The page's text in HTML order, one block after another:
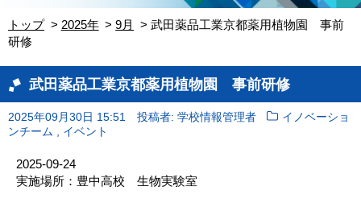
トップ 2025年 9月
武田薬品工業京都薬用植物園 事前
研修
武田薬品工業京都薬用植物園 事前研修
2025年09月30日 15:51 投稿者: 学校情報管理者
イノベーショ
ンチーム
イベント
2025-09-24
実施場所：豊中高校 生物実験室